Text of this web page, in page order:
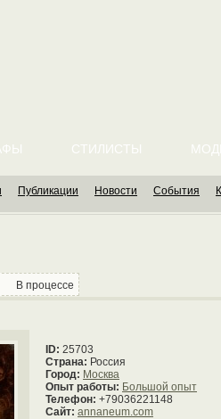
СТИЛИСТЫ
Публикации Новости События
В процессе
ID: 25703
Страна: Россия
Город: Москва
Опыт работы: Большой опыт
Телефон: +79036221148
Сайт: annaneum.com